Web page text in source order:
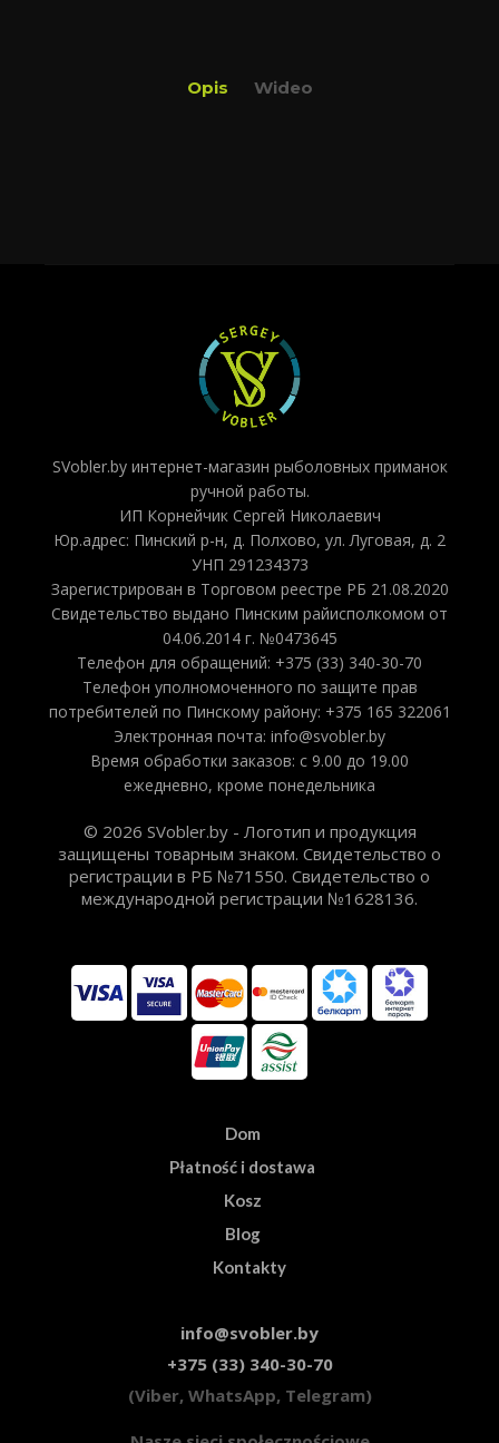
Opis Wideo
SVobler.by интернет-магазин рыболовных приманок
ручной работы.
ИП Корнейчик Сергей Николаевич
Юр.адрес: Пинский р-н, д. Полхово, ул. Луговая, д. 2
УНП 291234373
Зарегистрирован в Торговом реестре РБ 21.08.2020
Свидетельство выдано Пинским райисполкомом от
04.06.2014 г. №0473645
Телефон для обращений: +375 (33) 340-30-70
Телефон уполномоченного по защите прав
потребителей по Пинскому району: +375 165 322061
Электронная почта: info@svobler.by
Время обработки заказов: с 9.00 до 19.00
ежедневно, кроме понедельника
© 2026 SVobler.by - Логотип и продукция
защищены товарным знаком. Свидетельство о
регистрации в РБ №71550. Свидетельство о
международной регистрации №1628136.
Dom
Płatność i dostawa
Kosz
Blog
Kontakty
info@svobler.by
+375 (33) 340-30-70
(Viber, WhatsApp, Telegram)